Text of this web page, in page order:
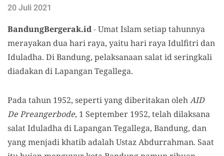
20 Juli 2021
BandungBergerak.id-Umat Islam setiap tahunnya
merayakan dua hari raya, yaitu hari raya Idulfitri dan
Iduladha. Di Bandung, pelaksanaan salat id seringkali
diadakan di Lapangan Tegallega.
Pada tahun 1952, seperti yang diberitakan olehAID
De Preangerbode, 1 September 1952, telah dilaksana
salat Iduladha di Lapangan Tegallega, Bandung, dan
yang menjadi khatib adalah Ustaz Abdurrahman. Saat